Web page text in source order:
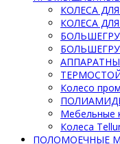
КОЛЕСА
КОЛЕСА
Колесо
Мебельные
Колеса
ПОЛОМОЕЧНЫЕ